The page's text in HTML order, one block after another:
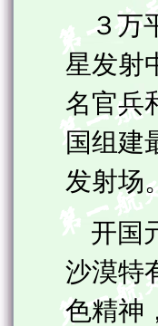
３万平
星发射
名官兵
国组建
发射场
开国元
沙漠特
色精神